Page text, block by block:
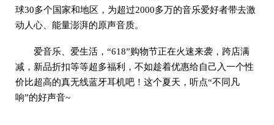
球30多个国家和地区，为超过2000多万的音乐爱好者带去激
动人心、能量澎湃的原声音质。
爱音乐、爱生活，“618”购物节正在火速来袭，跨店满
减，新品折扣等等超多福利，不如趁着优惠给自己入一个性
价比超高的真无线蓝牙耳机吧！这个夏天，听点“不同凡
响”的好声音~